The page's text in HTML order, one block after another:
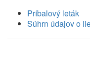
Príbalový leták
Súhrn údajov o